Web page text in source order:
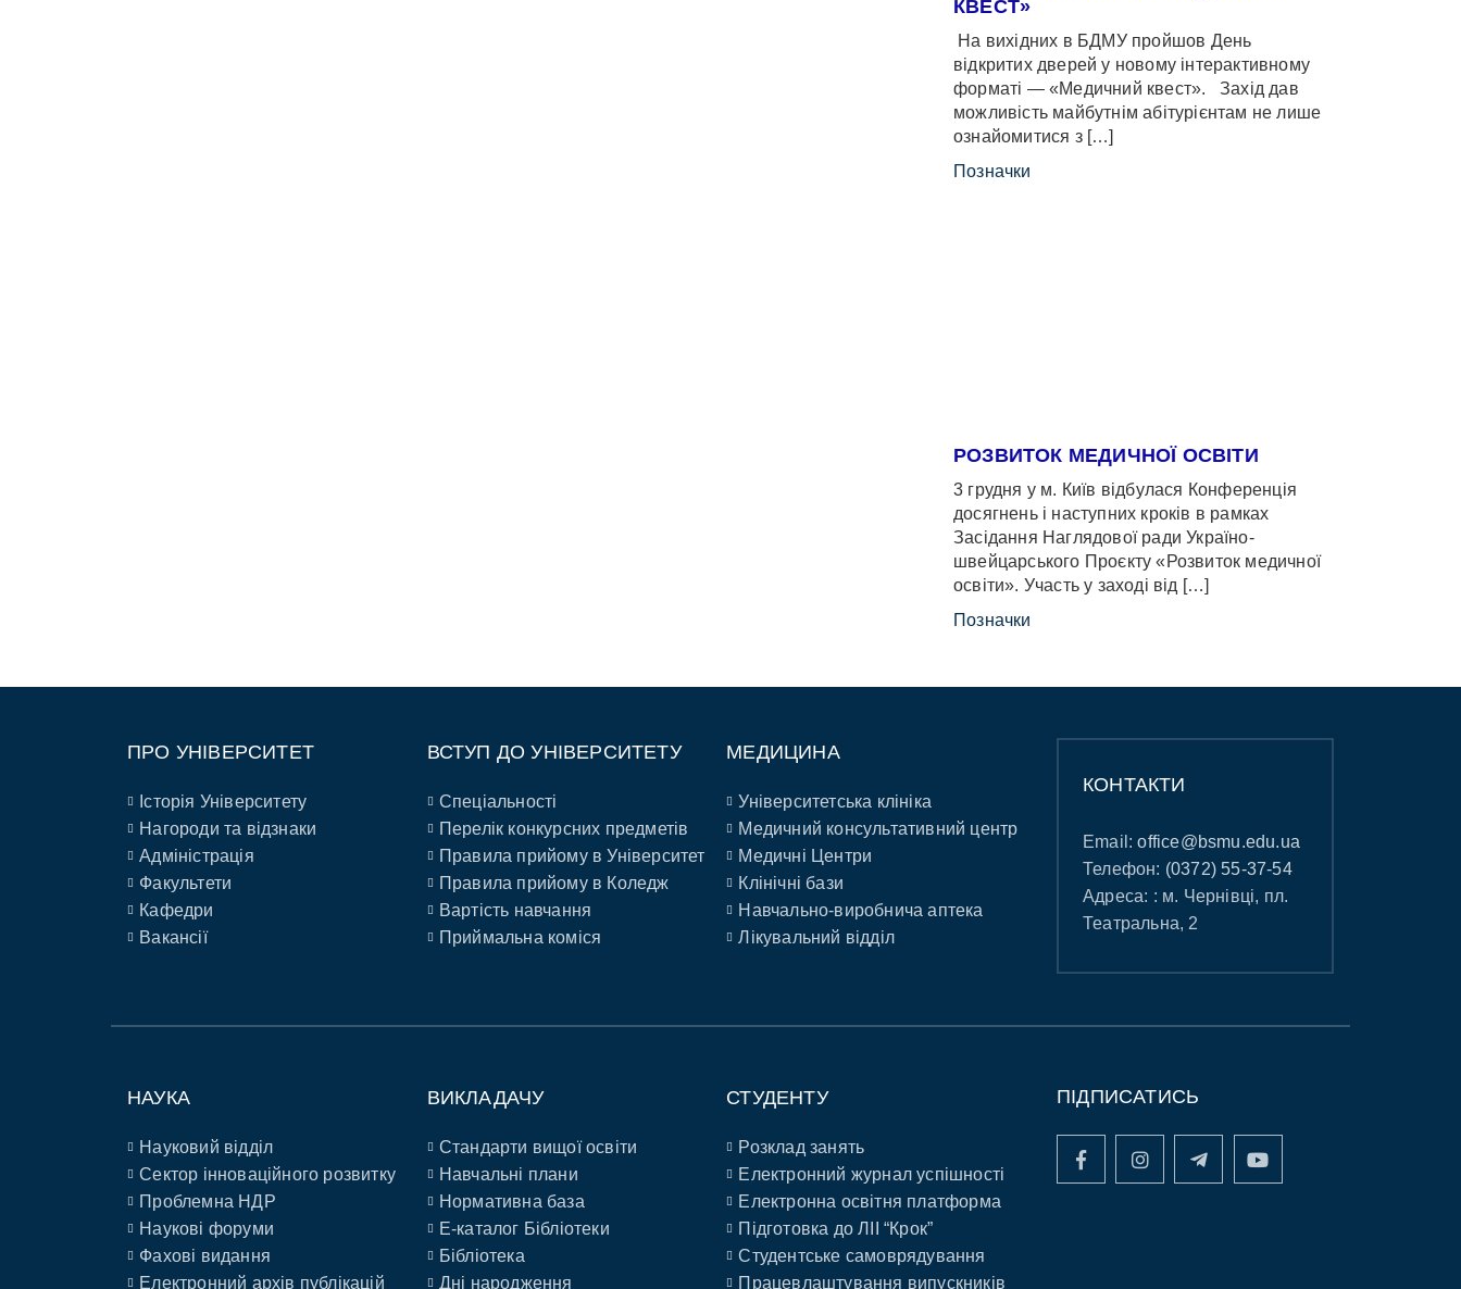
КВЕСТ»
На вихідних в БДМУ пройшов День
відкритих дверей у новому інтерактивному
форматі — «Медичний квест». Захід дав
можливість майбутнім абітурієнтам не лише
ознайомитися з […]
Позначки
РОЗВИТОК МЕДИЧНОЇ ОСВІТИ
3 грудня у м. Київ відбулася Конференція
досягнень і наступних кроків в рамках
Засідання Наглядової ради Україно-
швейцарського Проєкту «Розвиток медичної
освіти». Участь у заході від […]
Позначки
ПРО УНІВЕРСИТЕТ
Історія Університету
Нагороди та відзнаки
Адміністрація
Факультети
Кафедри
Вакансії
ВСТУП ДО УНІВЕРСИТЕТУ
Спеціальності
Перелік конкурсних предметів
Правила прийому в Університет
Правила прийому в Коледж
Вартість навчання
Приймальна коміся
МЕДИЦИНА
Університетська клініка
Медичний консультативний центр
Медичні Центри
Клінічні бази
Навчально-виробнича аптека
Лікувальний відділ
КОНТАКТИ
Email:office@bsmu.edu.ua
Телефон: (0372) 55-37-54
Адреса: : м. Чернівці, пл.
Театральна, 2
НАУКА
Науковий відділ
Сектор інноваційного розвитку
Проблемна НДР
Наукові форуми
Фахові видання
Електронний архів публікацій
ВИКЛАДАЧУ
Стандарти вищої освіти
Навчальні плани
Нормативна база
E-каталог Бібліотеки
Бібліотека
Дні народження
СТУДЕНТУ
Розклад занять
Електронний журнал успішності
Електронна освітня платформа
Підготовка до ЛІІ “Крок”
Студентське самоврядування
Працевлаштування випускників
ПІДПИСАТИСЬ